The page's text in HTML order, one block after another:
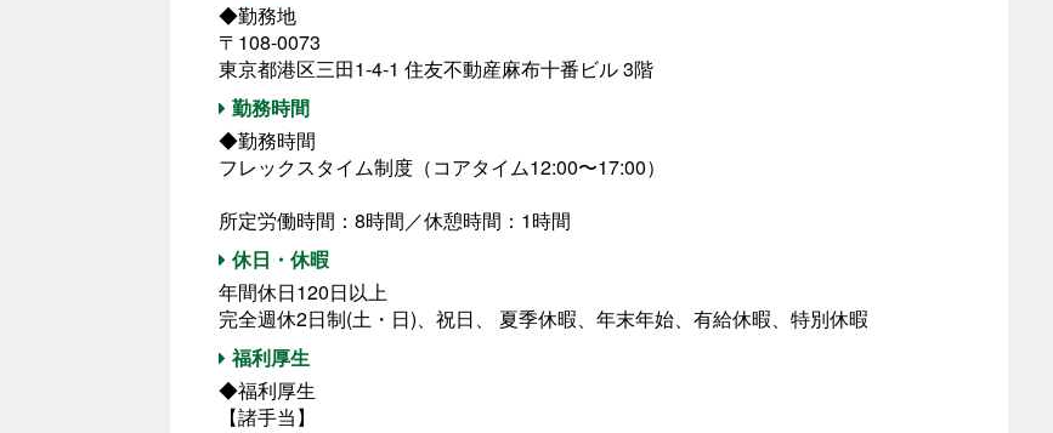
◆勤務地
〒108-0073
東京都港区三田1-4-1 住友不動産麻布十番ビル 3階
勤務時間
◆勤務時間
フレックスタイム制度（コアタイム12:00〜17:00）
所定労働時間：8時間／休憩時間：1時間
休日・休暇
年間休日120日以上
完全週休2日制(土・日)、祝日、 夏季休暇、年末年始、有給休暇、特別休暇
福利厚生
◆福利厚生
【諸手当】